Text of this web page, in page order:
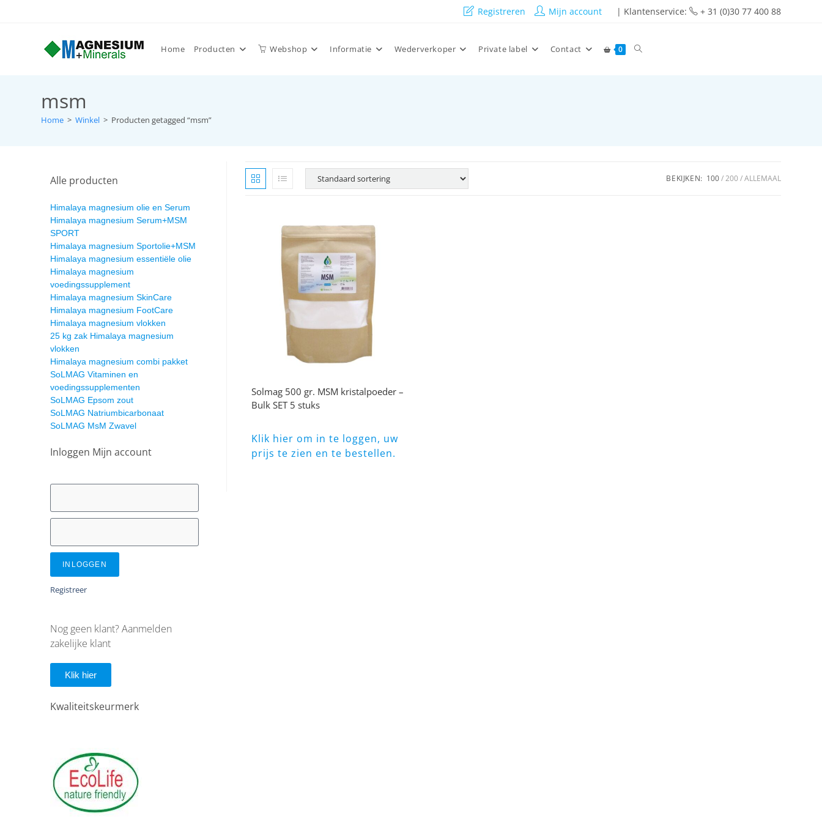
Registreren Mijn account | Klantenservice: + 31 (0)30 77 400 88
Home Producten Webshop Informatie Wederverkoper Private label Contact 0
msm
Home > Winkel > Producten getagged “msm”
BEKIJKEN: 100 200 ALLEMAAL
Solmag 500 gr. MSM kristalpoeder –
Bulk SET 5 stuks
Klik hier om in te loggen, uw
prijs te zien en te bestellen.
Alle producten
Himalaya magnesium olie en Serum
Himalaya magnesium Serum+MSM
SPORT
Himalaya magnesium Sportolie+MSM
Himalaya magnesium essentiële olie
Himalaya magnesium
voedingssupplement
Himalaya magnesium SkinCare
Himalaya magnesium FootCare
Himalaya magnesium vlokken
25 kg zak Himalaya magnesium
vlokken
Himalaya magnesium combi pakket
SoLMAG Vitaminen en
voedingssupplementen
SoLMAG Epsom zout
SoLMAG Natriumbicarbonaat
SoLMAG MsM Zwavel
Inloggen Mijn account
INLOGGEN
Registreer
Nog geen klant? Aanmelden
zakelijke klant
Klik hier
Kwaliteitskeurmerk